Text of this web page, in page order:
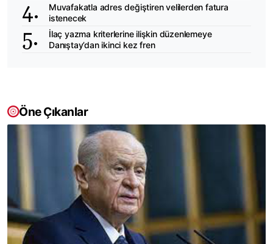
Muvafakatla adres değiştiren velilerden fatura
istenecek
İlaç yazma kriterlerine ilişkin düzenlemeye
Danıştay’dan ikinci kez fren
Öne Çıkanlar